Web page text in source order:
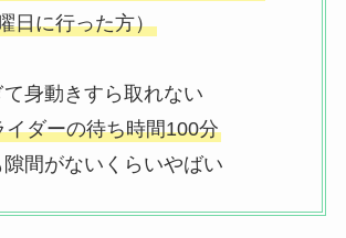
日に行った方）
て身動きすら取れない
イダーの待ち時間100分
隙間がないくらいやばい